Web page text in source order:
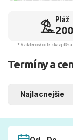
Pláž
* Vzdialenosť od letiska aj
Termíny a
Najlacnejšie